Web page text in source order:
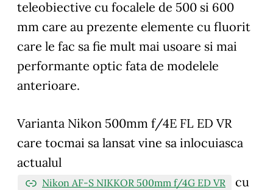
teleobiective cu focalele de 500 si 600
mm care au prezente elemente cu fluorit
care le fac sa fie mult mai usoare si mai
performante optic fata de modelele
anterioare.
Varianta Nikon 500mm f/4E FL ED VR
care tocmai sa lansat vine sa inlocuiasca
actualul
Nikon AF-S NIKKOR 500mm f/4G ED VR
cu